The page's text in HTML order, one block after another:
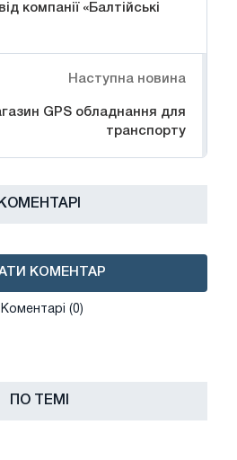
компанії «Балтійські
Наступна новина
GPS обладнання для
транспорту
КОМЕНТАРІ
КОМЕНТАР
Коментарі (0)
ПО ТЕМІ